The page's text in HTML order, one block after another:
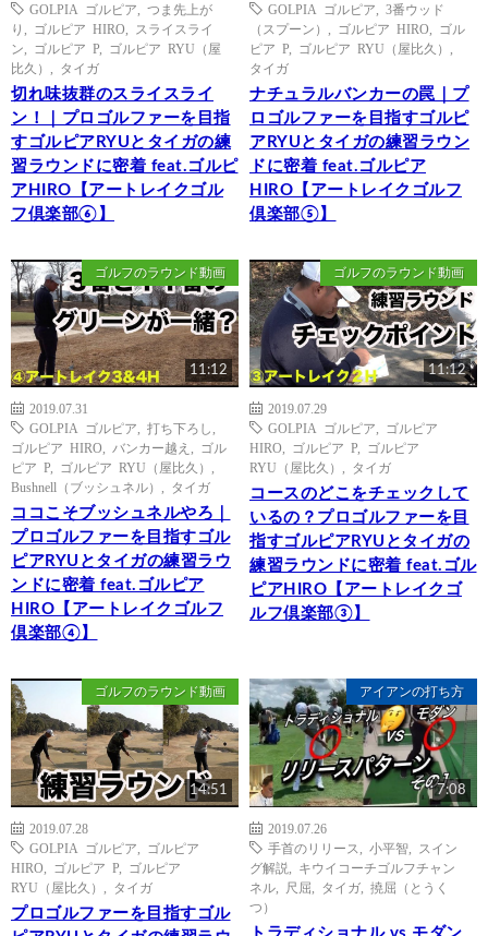
GOLPIA ゴルピア
つま先上が
り
ゴルピア HIRO
スライスライ
ン
ゴルピア P
ゴルピア RYU（屋
比久）
タイガ
切れ味抜群のスライスライ
ン！｜プロゴルファーを目指
すゴルピアRYUとタイガの練
習ラウンドに密着 feat.ゴルピ
アHIRO【アートレイクゴル
フ倶楽部⑥】
GOLPIA ゴルピア
3番ウッド
（スプーン）
ゴルピア HIRO
ゴル
ピア P
ゴルピア RYU（屋比久）
タイガ
ナチュラルバンカーの罠｜プ
ロゴルファーを目指すゴルピ
アRYUとタイガの練習ラウン
ドに密着 feat.ゴルピア
HIRO【アートレイクゴルフ
倶楽部⑤】
ゴルフのラウンド動画
11:12
2019.07.31
GOLPIA ゴルピア
打ち下ろし
ゴルピア HIRO
バンカー越え
ゴル
ピア P
ゴルピア RYU（屋比久）
Bushnell（ブッシュネル）
タイガ
ココこそブッシュネルやろ｜
プロゴルファーを目指すゴル
ピアRYUとタイガの練習ラウ
ンドに密着 feat.ゴルピア
HIRO【アートレイクゴルフ
倶楽部④】
ゴルフのラウンド動画
11:12
2019.07.29
GOLPIA ゴルピア
ゴルピア
HIRO
ゴルピア P
ゴルピア
RYU（屋比久）
タイガ
コースのどこをチェックして
いるの？プロゴルファーを目
指すゴルピアRYUとタイガの
練習ラウンドに密着 feat.ゴル
ピアHIRO【アートレイクゴ
ルフ倶楽部③】
ゴルフのラウンド動画
14:51
2019.07.28
GOLPIA ゴルピア
ゴルピア
HIRO
ゴルピア P
ゴルピア
RYU（屋比久）
タイガ
プロゴルファーを目指すゴル
アイアンの打ち方
7:08
2019.07.26
手首のリリース
小平智
スイン
グ解説
キウイコーチゴルフチャン
ネル
尺屈 タイガ
撓屈（とうく
つ）